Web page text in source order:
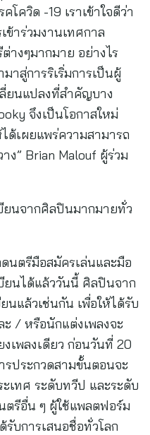
โควิด -19 เราเข้าใจดีว่า
ข้าร่วมงานเทศกาล
างๆมากมาย อย่างไร
าสู่การริเริ่มการเป็นผู้
ยนแปลงที่สำคัญบาง
จึงเป็นโอกาสใหม่
ด้เผยแพร่ความสามารถ
ง” Brian Malouf ผู้ร่วม
ยนจากศิลปินมากมายทั่ว
นตรีมือสมัครเล่นและมือ
ยนได้แล้ววันนี้ ศิลปินจาก
นแล้วเช่นกัน เพื่อให้ได้รับ
/ หรือนักแต่งเพลงจะ
งเพลงเดียว ก่อนวันที่ 20
ประกวดสามขั้นตอนจะ
เทศ ระดับทวีป และระดับ
ตรีอื่น ๆ ผู้ใช้แพลตฟอร์ม
รับการเสนอชื่อทั่วโลก